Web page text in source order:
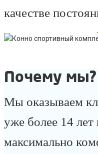
качестве
Почему мы?
Мы оказываем
уже более 14
максимально